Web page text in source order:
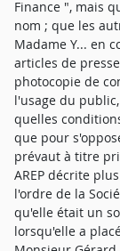
Finance ", mais
nom ; que les
Madame Y... en
articles de
photocopie de
l'usage du
quelles
que pour
prévaut à titre
AREP décrite
l'ordre de la
qu'elle était un
lorsqu'elle a